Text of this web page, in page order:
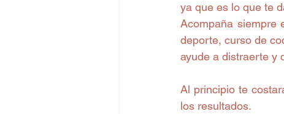
ya que es lo que te
Acompaña siempre
deporte, curso de
ayude a distraerte y
Al principio te
los resultados.